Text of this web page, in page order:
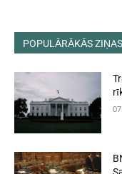
POPULĀRĀKĀS ZIŅAS